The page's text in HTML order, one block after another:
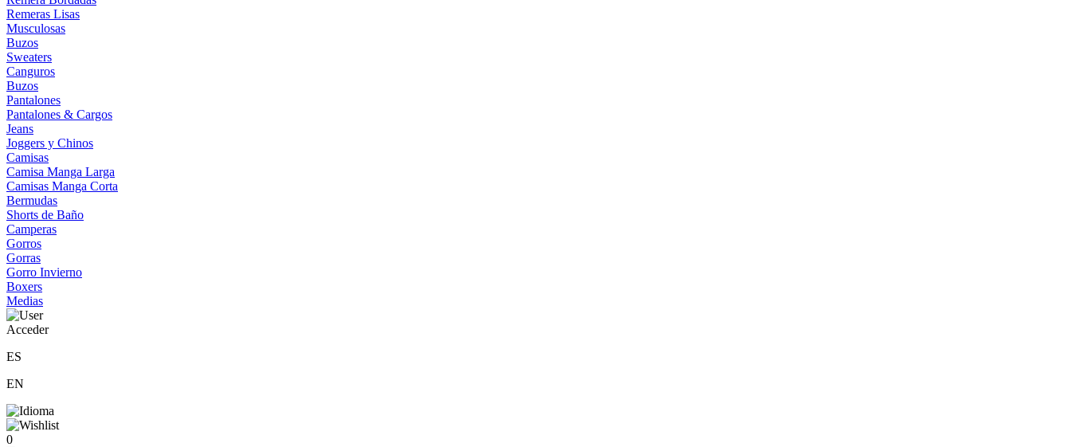
Remeras Lisas
Musculosas
Buzos
Sweaters
Canguros
Buzos
Pantalones
Pantalones & Cargos
Jeans
Joggers y Chinos
Camisas
Camisa Manga Larga
Camisas Manga Corta
Bermudas
Shorts de Baño
Camperas
Gorros
Gorras
Gorro Invierno
Boxers
Medias
Acceder
ES
EN
0